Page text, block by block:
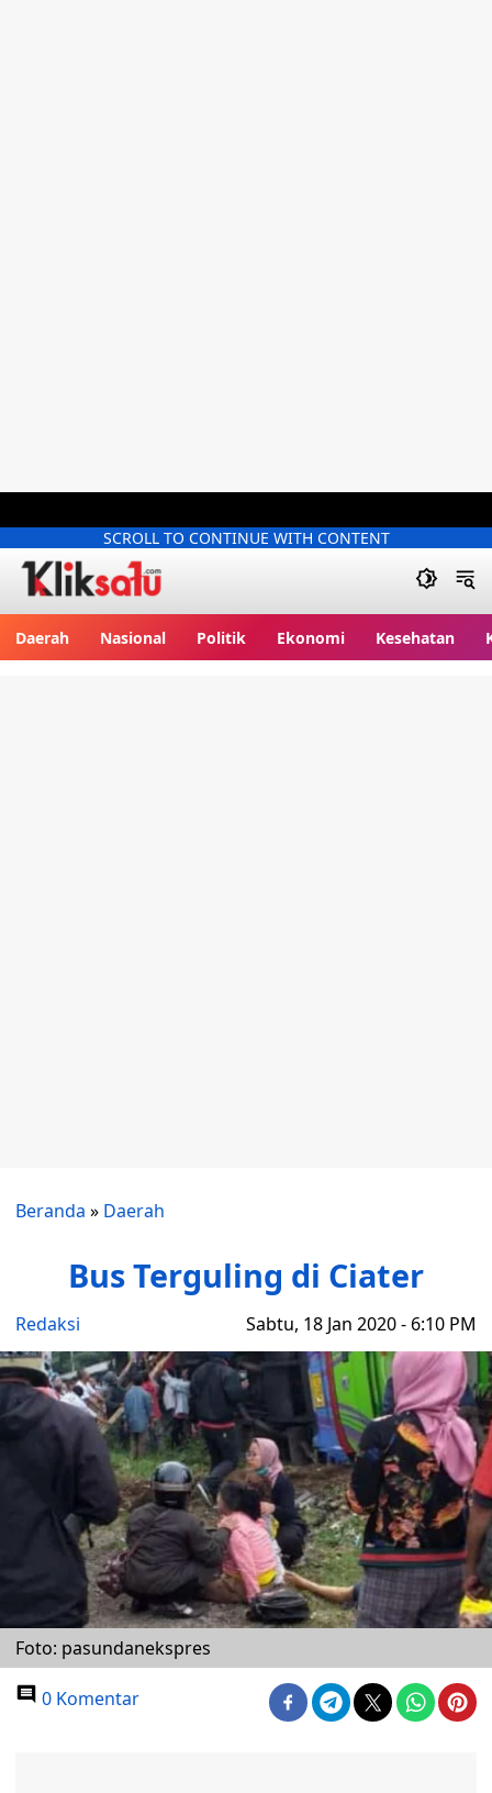
SCROLL TO CONTINUE WITH CONTENT
Daerah Nasional Politik Ekonomi Kesehatan
Beranda » Daerah
Bus Terguling di Ciater
Redaksi Sabtu, 18 Jan 2020 - 6:10 PM
Foto: pasundanekspres
0 Komentar